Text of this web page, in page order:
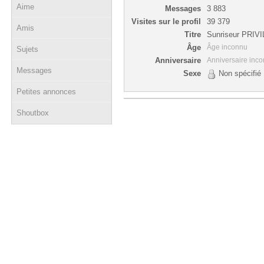
Aime
Amis
Sujets
Messages
Petites annonces
Shoutbox
Messages
3 883
Visites sur le profil
39 379
Titre
Sunriseur
Âge
Âge inconnu
Anniversaire Anniversaire
Sexe Non spécifié